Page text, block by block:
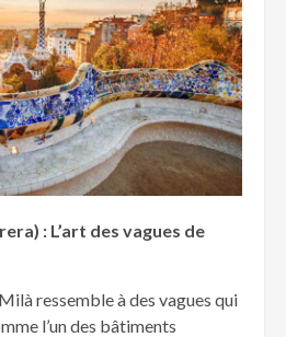
: L’art des vagues de
ressemble à des vagues qui
l’un des bâtiments